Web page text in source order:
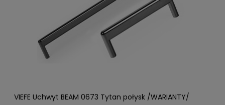
VIEFE Uchwyt BEAM 0673 Tytan połysk /WARIANTY/